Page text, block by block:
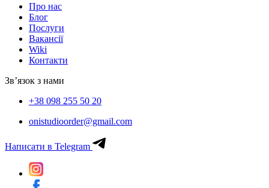
Про нас
Блог
Послуги
Вакансії
Wiki
Контакти
Зв’язок з нами
+38 098 255 50 20
onistudioorder@gmail.com
Написати в Telegram